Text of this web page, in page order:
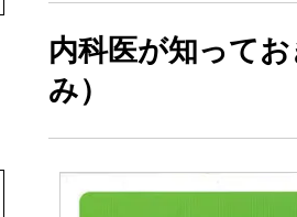
内科医が知って
み）